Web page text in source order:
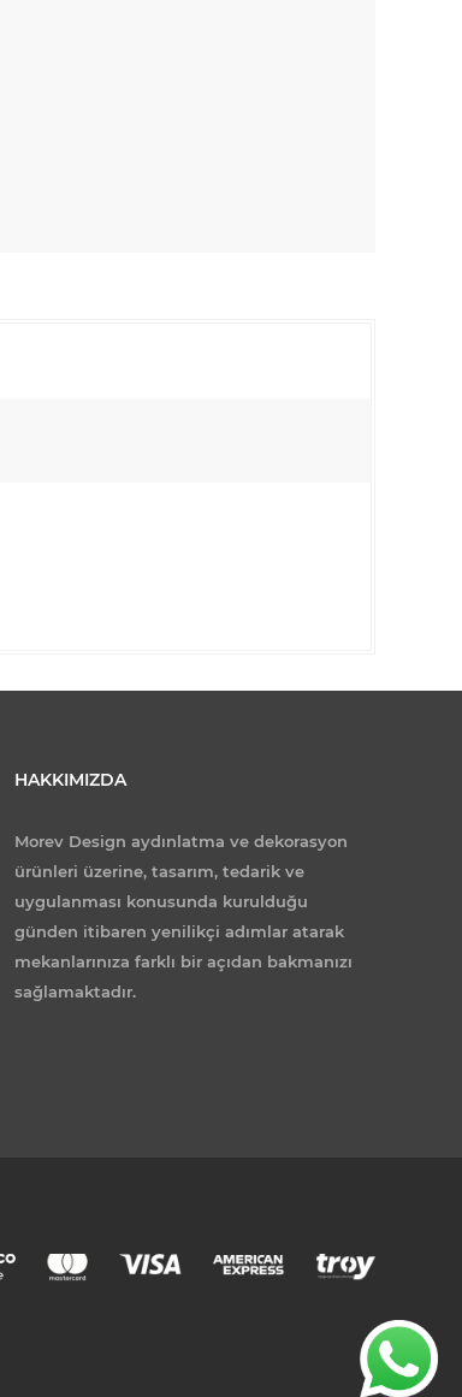
HAKKIMIZDA
Morev Design aydınlatma ve dekorasyon
ürünleri üzerine, tasarım, tedarik ve
uygulanması konusunda kurulduğu
günden itibaren yenilikçi adımlar atarak
mekanlarınıza farklı bir açıdan bakmanızı
sağlamaktadır.